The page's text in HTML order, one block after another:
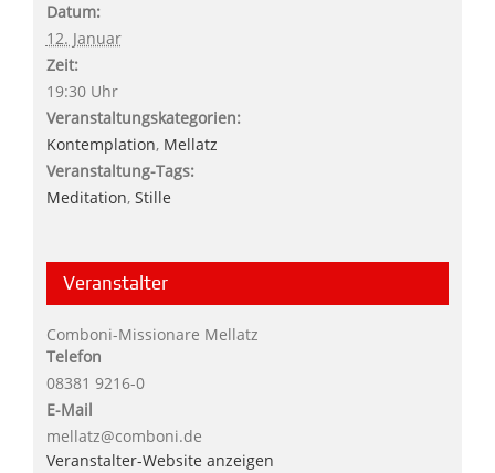
Datum:
12. Januar
Zeit:
19:30 Uhr
Veranstaltungskategorien:
Kontemplation, Mellatz
Veranstaltung-Tags:
Meditation, Stille
Veranstalter
Comboni-Missionare Mellatz
Telefon
08381 9216-0
E-Mail
mellatz@comboni.de
Veranstalter-Website anzeigen